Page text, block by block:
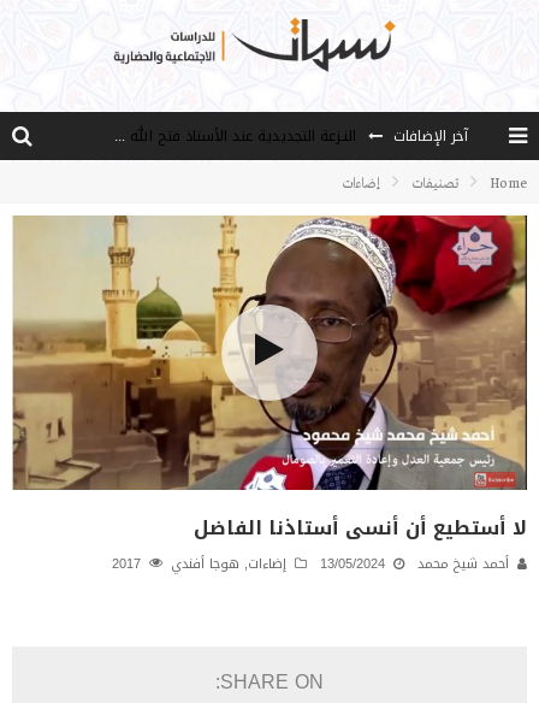
آخر الإضافات
النـزعة التجديدية عند الأستاذ فتح الله كولن
كيف نصل إلى أفق إنسان “هل من مزيد”؟
الأستاذ عالما عارفا حكيما
مصادر العلم وسببه
Home تصنيفات إضاءات
لا أستطيع أن أنسى أستاذنا الفاضل
أحمد شيخ محمد 13/05/2024 إضاءات, هوجا أفندي
SHARE ON: